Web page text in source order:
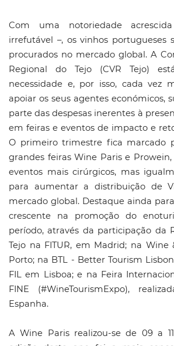
Com uma notoriedade
irrefutável –, os vinhos portugueses
procurados no mercado global. A
Regional do Tejo (CVR Tejo)
necessidade e, por isso, cada vez
apoiar os seus agentes económicos,
parte das despesas inerentes à
em feiras e eventos de impacto e
O primeiro trimestre fica marcado
grandes feiras Wine Paris e
eventos mais cirúrgicos, mas
para aumentar a distribuição de
mercado global. Destaque ainda
crescente na promoção do
período, através da participação da
Tejo na FITUR, em Madrid; na Wine
Porto; na BTL - Better Tourism
FIL em Lisboa; e na Feira
FINE (#WineTourismExpo),
Espanha.
A Wine Paris realizou-se de 09 a